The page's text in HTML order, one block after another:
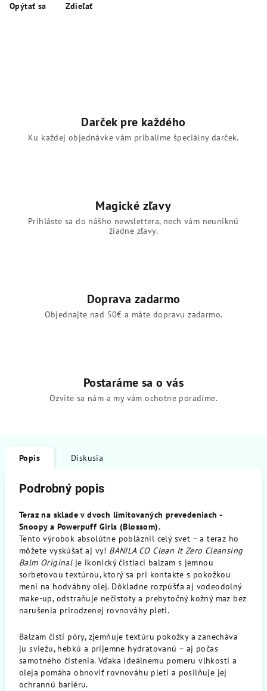
Opýtať sa Zdieľať
Darček pre každého
Ku každej objednávke vám pribalíme špeciálny darček.
Magické zľavy
Prihláste sa do nášho newslettera, nech vám neuniknú
žiadne zľavy.
Doprava zadarmo
Objednajte nad 50€ a máte dopravu zadarmo.
Postaráme sa o vás
Ozvite sa nám a my vám ochotne poradíme.
Popis Diskusia
Podrobný popis
Teraz na sklade v dvoch limitovaných prevedeniach -
Snoopy a Powerpuff Girls (Blossom).
Tento výrobok absolútne pobláznil celý svet – a teraz ho
môžete vyskúšať aj vy! BANILA CO Clean It Zero Cleansing
Balm Originalje ikonický čistiaci balzam s jemnou
sorbetovou textúrou, ktorý sa pri kontakte s pokožkou
mení na hodvábny olej. Dôkladne rozpúšťa aj vodeodolný
make-up, odstraňuje nečistoty a prebytočný kožný maz bez
narušenia prirodzenej rovnováhy pleti.
Balzam čistí póry, zjemňuje textúru pokožky a zanecháva
ju sviežu, hebkú a príjemne hydratovanú – aj počas
samotného čistenia. Vďaka ideálnemu pomeru vlhkosti a
oleja pomáha obnoviť rovnováhu pleti a posilňuje jej
ochrannú bariéru.